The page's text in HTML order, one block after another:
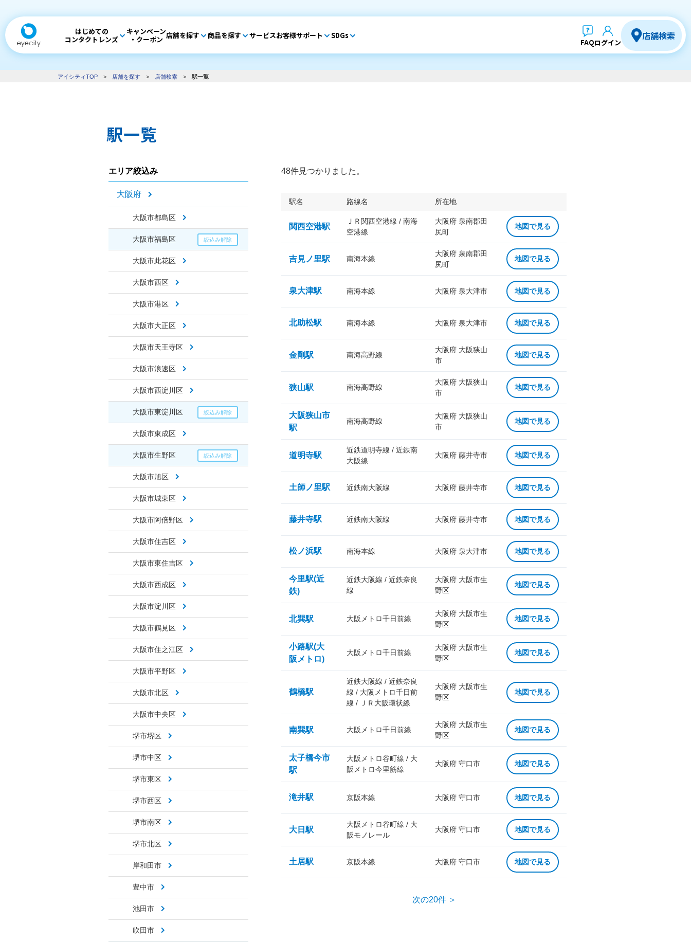
はじめての
コンタクトレンズ
キャンペーン
・クーポン 店舗を探す 商品を探す サービスお客様サポート SDGs
FAQログイン
店舗検索
アイシティTOP > 店舗を探す > 店舗検索 > 駅一覧
駅一覧
エリア絞込み
大阪府
大阪市都島区
大阪市福島区
大阪市此花区
大阪市西区
大阪市港区
大阪市大正区
大阪市天王寺区
大阪市浪速区
大阪市西淀川区
大阪市東淀川区
大阪市東成区
大阪市生野区
大阪市旭区
大阪市城東区
大阪市阿倍野区
大阪市住吉区
大阪市東住吉区
大阪市西成区
大阪市淀川区
大阪市鶴見区
大阪市住之江区
大阪市平野区
大阪市北区
大阪市中央区
堺市堺区
堺市中区
堺市東区
堺市西区
堺市南区
堺市北区
岸和田市
豊中市
池田市
吹田市
48件見つかりました。
駅名 路線名 所在地
関西空港駅
ＪＲ関西空港線 / 南海
空港線
大阪府 泉南郡田
尻町
地図で見る
吉見ノ里駅 南海本線
大阪府 泉南郡田
尻町
地図で見る
泉大津駅 南海本線 大阪府 泉大津市 地図で見る
北助松駅 南海本線 大阪府 泉大津市 地図で見る
金剛駅 南海高野線
大阪府 大阪狭山
市
地図で見る
狭山駅 南海高野線
大阪府 大阪狭山
市
地図で見る
大阪狭山市
駅
南海高野線
大阪府 大阪狭山
市
地図で見る
道明寺駅
近鉄道明寺線 / 近鉄南
大阪線
大阪府 藤井寺市 地図で見る
土師ノ里駅 近鉄南大阪線 大阪府 藤井寺市 地図で見る
藤井寺駅 近鉄南大阪線 大阪府 藤井寺市 地図で見る
松ノ浜駅 南海本線 大阪府 泉大津市 地図で見る
今里駅(近
鉄)
近鉄大阪線 / 近鉄奈良
線
大阪府 大阪市生
野区
地図で見る
北巽駅 大阪メトロ千日前線
大阪府 大阪市生
野区
地図で見る
小路駅(大
阪メトロ)
大阪メトロ千日前線
大阪府 大阪市生
野区
地図で見る
鶴橋駅
近鉄大阪線 / 近鉄奈良
線 / 大阪メトロ千日前
線 / ＪＲ大阪環状線
大阪府 大阪市生
野区
地図で見る
南巽駅 大阪メトロ千日前線
大阪府 大阪市生
野区
地図で見る
太子橋今市
駅
大阪メトロ谷町線 / 大
阪メトロ今里筋線
大阪府 守口市 地図で見る
滝井駅 京阪本線 大阪府 守口市 地図で見る
大日駅
大阪メトロ谷町線 / 大
阪モノレール
大阪府 守口市 地図で見る
土居駅 京阪本線 大阪府 守口市 地図で見る
次の20件 ＞